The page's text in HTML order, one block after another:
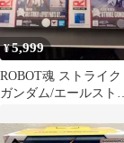
¥5,999
ROBOT魂 ストライク
ガンダム/エールストラ
ーツセット